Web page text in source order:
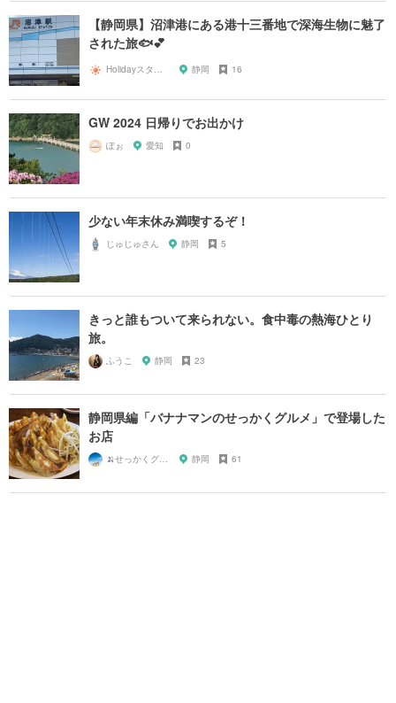
【静岡県】沼津港にある港十三番地で深海生物に魅了
された旅🐟💕
Holidayスタッフ 静岡 16
GW 2024 日帰りでお出かけ
ぽぉ 愛知 0
少ない年末休み満喫するぞ！
じゅじゅさん 静岡 5
きっと誰もついて来られない。食中毒の熱海ひとり
旅。
ふうこ 静岡 23
静岡県編「バナナマンのせっかくグルメ」で登場した
お店
🍌せっかくグルメまにあ🍌 静岡 61